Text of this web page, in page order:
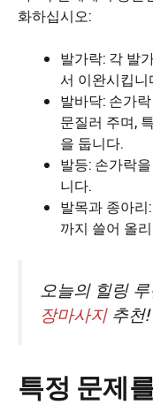
화하십시오:
발가락: 각 발
서 이완시킵니
발바닥: 손가
문질러 주며,
을 둡니다.
발등: 손가락
니다.
발목과 종아
까지 쓸어 올
오늘의 힐링
장마사지추천!
특정 문제